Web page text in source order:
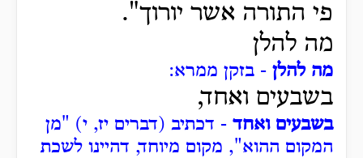
פי התורה אשר יורוך".
מה להלן
מה להלן - בזקן ממרא:
בשבעים ואחד,
בשבעים ואחד - דכתיב (דברים יז, י) "מן
המקום ההוא", מקום מיוחד, דהיינו לשכת